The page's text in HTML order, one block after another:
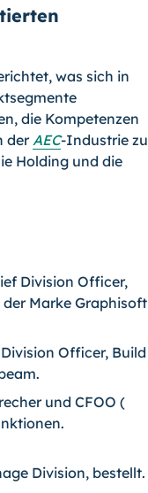
was sich in
die Kompetenzen
derAEC-Industrie zu
Holding und die
Division Officer,
Marke Graphisoft
Officer, Build
und CFOO (
Division, bestellt.